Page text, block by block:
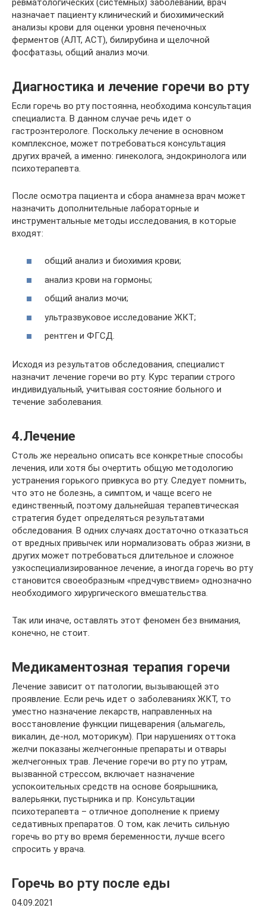
ревматологических (системных) заболеваний, врач
назначает пациенту клинический и биохимический
анализы крови для оценки уровня печеночных
ферментов (АЛТ, АСТ), билирубина и щелочной
фосфатазы, общий анализ мочи.
Диагностика и лечение горечи во рту
Если горечь во рту постоянна, необходима консультация
специалиста. В данном случае речь идет о
гастроэнтерологе. Поскольку лечение в основном
комплексное, может потребоваться консультация
других врачей, а именно: гинеколога, эндокринолога или
психотерапевта.
После осмотра пациента и сбора анамнеза врач может
назначить дополнительные лабораторные и
инструментальные методы исследования, в которые
входят:
общий анализ и биохимия крови;
анализ крови на гормоны;
общий анализ мочи;
ультразвуковое исследование ЖКТ;
рентген и ФГСД.
Исходя из результатов обследования, специалист
назначит лечение горечи во рту. Курс терапии строго
индивидуальный, учитывая состояние больного и
течение заболевания.
4.Лечение
Столь же нереально описать все конкретные способы
лечения, или хотя бы очертить общую методологию
устранения горького привкуса во рту. Следует помнить,
что это не болезнь, а симптом, и чаще всего не
единственный, поэтому дальнейшая терапевтическая
стратегия будет определяться результатами
обследования. В одних случаях достаточно отказаться
от вредных привычек или нормализовать образ жизни, в
других может потребоваться длительное и сложное
узкоспециализированное лечение, а иногда горечь во рту
становится своеобразным «предчувствием» однозначно
необходимого хирургического вмешательства.
Так или иначе, оставлять этот феномен без внимания,
конечно, не стоит.
Медикаментозная терапия горечи
Лечение зависит от патологии, вызывающей это
проявление. Если речь идет о заболеваниях ЖКТ, то
уместно назначение лекарств, направленных на
восстановление функции пищеварения (альмагель,
викалин, де-нол, моторикум). При нарушениях оттока
желчи показаны желчегонные препараты и отвары
желчегонных трав. Лечение горечи во рту по утрам,
вызванной стрессом, включает назначение
успокоительных средств на основе боярышника,
валерьянки, пустырника и пр. Консультации
психотерапевта – отличное дополнение к приему
седативных препаратов. О том, как лечить сильную
горечь во рту во время беременности, лучше всего
спросить у врача.
Горечь во рту после еды
04.09.2021